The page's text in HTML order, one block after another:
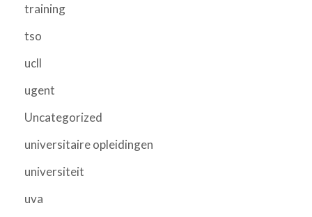
training
tso
ucll
ugent
Uncategorized
universitaire opleidingen
universiteit
uva